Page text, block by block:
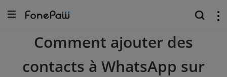
Comment ajouter des
contacts à WhatsApp sur